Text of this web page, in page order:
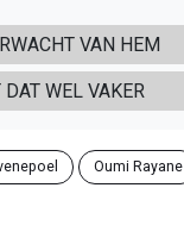
VAN HEM
WEL VAKER
Oumi Rayane